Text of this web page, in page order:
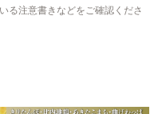
る注意書きなどをご確認くださ